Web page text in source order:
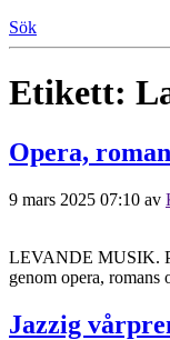
Sök
Etikett:
Opera,
9 mars 2025 07:10 av
LEVANDE MUSIK.
genom opera, romans
Jazzig